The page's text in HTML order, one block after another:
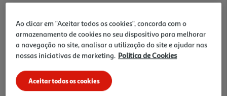
Ir para Homepage
Ao clicar em "Aceitar todos os cookies", concorda com o
armazenamento de cookies no seu dispositivo para melhorar
a navegação no site, analisar a utilização do site e ajudar nas
nossas iniciativas de marketing. Política de Cookies
Aceitar todos os cookies